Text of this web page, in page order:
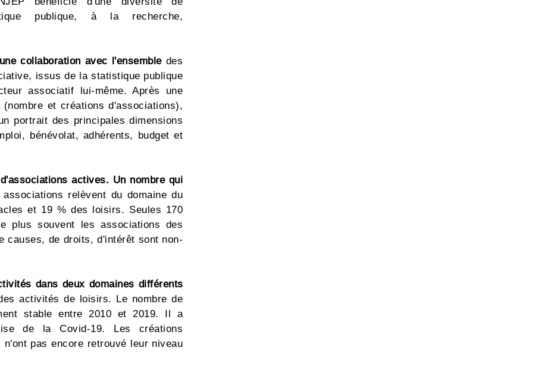
publique, à la recherche,
collaboration avec l'ensembledes
issus de la statistique publique
associatif lui-même. Après une
et créations d'associations),
portrait des principales dimensions
bénévolat, adhérents, budget et
actives. Un nombre qui
relèvent du domaine du
et 19 % des loisirs. Seules 170
plus souvent les associations des
causes, de droits, d'intérêt sont non-
dans deux domaines différents
activités de loisirs. Le nombre de
stable entre 2010 et 2019. Il a
de la Covid-19. Les créations
pas encore retrouvé leur niveau